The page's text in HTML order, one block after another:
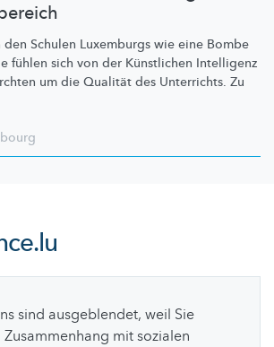
den Schulen Luxemburgs wie eine Bombe
fühlen sich von der Künstlichen Intelligenz
um die Qualität des Unterrichts. Zu
sind ausgeblendet, weil Sie
mit sozialen